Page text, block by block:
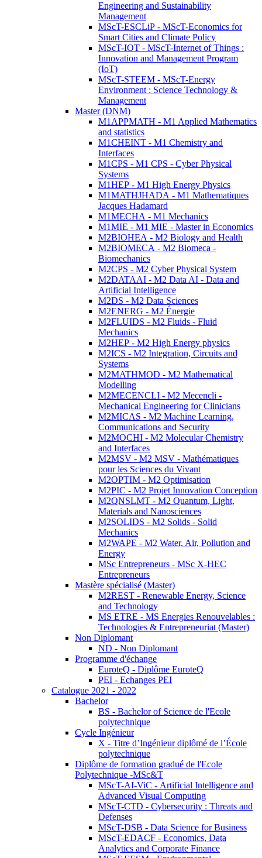
Engineering and Sustainability
Management
MScT-ESCLiP - MScT-Economics for
Smart Cities and Climate Policy
MScT-IOT - MScT-Internet of Things :
Innovation and Management Program
(IoT)
MScT-STEEM - MScT-Energy
Environment : Science Technology &
Management
Master (DNM)
M1APPMATH - M1 Applied Mathematics
and statistics
M1CHEINT - M1 Chemistry and
Interfaces
M1CPS - M1 CPS - Cyber Physical
Systems
M1HEP - M1 High Energy Physics
M1MATHJHADA - M1 Mathematiques
Jacques Hadamard
M1MECHA - M1 Mechanics
M1MIE - M1 MIE - Master in Economics
M2BIOHEA - M2 Biology and Health
M2BIOMECA - M2 Biomeca -
Biomechanics
M2CPS - M2 Cyber Physical System
M2DATAAI - M2 Data AI - Data and
Artificial Intelligence
M2DS - M2 Data Sciences
M2ENERG - M2 Énergie
M2FLUIDS - M2 Fluids - Fluid
Mechanics
M2HEP - M2 High Energy physics
M2ICS - M2 Integration, Circuits and
Systems
M2MATHMOD - M2 Mathematical
Modelling
M2MECENCLI - M2 Mecencli -
Mechanical Engineering for Clinicians
M2MICAS - M2 Machine Learning,
Communications and Security
M2MOCHI - M2 Molecular Chemistry
and Interfaces
M2MSV - M2 MSV - Mathématiques
pour les Sciences du Vivant
M2OPTIM - M2 Optimisation
M2PIC - M2 Projet Innovation Conception
M2QNSLMT - M2 Quantum, Light,
Materials and Nanosciences
M2SOLIDS - M2 Solids - Solid
Mechanics
M2WAPE - M2 Water, Air, Pollution and
Energy
MSc Entrepreneurs - MSc X-HEC
Entrepreneurs
Mastère spécialisé (Master)
M2REST - Renewable Energy, Science
and Technology
MS ETRE - MS Energies Renouvelables :
Technologies & Entrepreneuriat (Master)
Non Diplomant
ND - Non Diplomant
Programme d'échange
EuroteQ - Diplôme EuroteQ
PEI - Echanges PEI
Catalogue 2021 - 2022
Bachelor
BS - Bachelor of Science de l'Ecole
polytechnique
Cycle Ingénieur
X - Titre d’Ingénieur diplômé de l’École
polytechnique
Diplôme de formation gradué de l'Ecole
Polytechnique -MSc&T
MScT-AI-ViC - Artificial Intelligence and
Advanced Visual Computing
MScT-CTD - Cybersecurity : Threats and
Defenses
MScT-DSB - Data Science for Business
MScT-EDACF - Economics, Data
Analytics and Corporate Finance